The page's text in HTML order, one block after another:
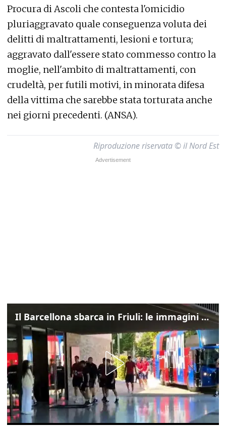
Procura di Ascoli che contesta l'omicidio
pluriaggravato quale conseguenza voluta dei
delitti di maltrattamenti, lesioni e tortura;
aggravato dall'essere stato commesso contro la
moglie, nell'ambito di maltrattamenti, con
crudeltà, per futili motivi, in minorata difesa
della vittima che sarebbe stata torturata anche
nei giorni precedenti. (ANSA).
Riproduzione riservata © il Nord Est
Il Barcellona sbarca in Friuli: le immagini dell'arrivo in albergo